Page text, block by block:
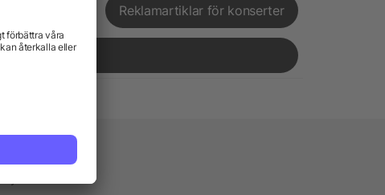
Reklamartiklar för konserter